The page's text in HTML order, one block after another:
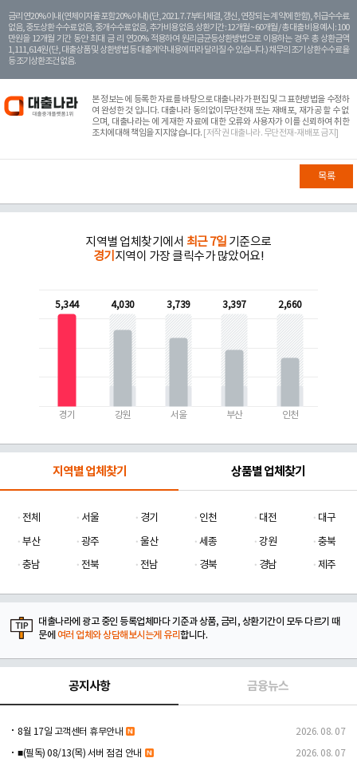
금리 연20% 이내 (연체이자율 포함 20% 이내) (단, 2021. 7. 7부터 체결, 갱신, 연장되는 계 약에 한함), 취급수수료
없음, 중도상환 수수료 없음, 중개수수료 없음, 추가비용 없음. 상환기간 : 12개월 ~ 60개월 / 총 대출 비용 예시 : 100
만원을 12개월 기간 동안 최대 금 리 연20% 적용하여 원리금균등상환방법으로 이용하는 경우 총 상환금액
1,111,614원 (단, 대출상품 및 상환방법 등 대출계약 내용에 따라 달라질 수 있습니다.) 채무의 조기 상환수수료율
등 조기상환조건 없음.
본 정보는에 등록한 자료를 바탕으로 대출나라가 편집 및 그 표현방법을 수정하
여 완성한 것 입니다. 대출나라 동의없이무단전재 또는 재배포, 재가공 할 수 없
으며, 대출나라는 에 게재한 자료에 대한 오류와 사용자가 이를 신뢰하여 취한
조치에대해 책임을 지지않습니다. [저작권 대출나라. 무단전재-재배포 금지]
목록
지역별 업체찾기에서 최근 7일 기준으로
경기 지역이 가장 클릭수가 많았어요!
5,344
경기
4,030
강원
3,739
서울
3,397
부산
2,660
인천
지역별 업체찾기 상품별 업체찾기
전체 서울 경기 인천 대전
대구
부산
광주 울산 세종 강원
충북
충남
전북 전남 경북 경남 제주
대출나라에 광고 중인 등록업체마다 기준과 상품, 금리, 상환기간이 모두 다르기 때
문에 여러 업체와 상담해보시는게 유리합니다.
공지사항 금융뉴스
8월 17일 고객센터 휴무안내 2026. 08. 07
■(필독) 08/13(목) 서버 점검 안내 2026. 08. 07